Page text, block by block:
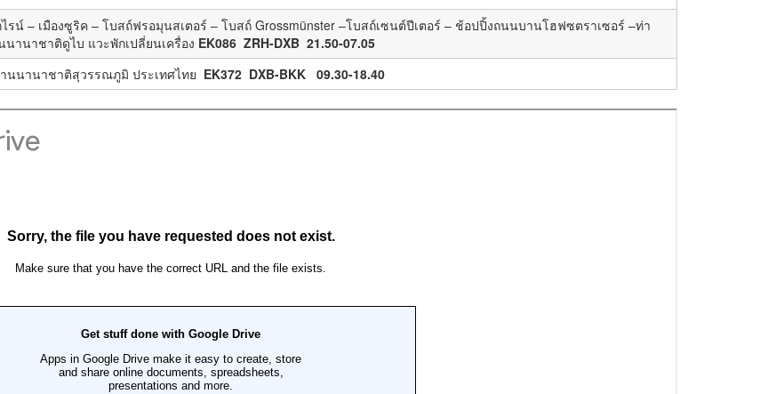
รน์ – เมืองซูริค – โบสถ์ฟรอมุนสเตอร์ – โบสถ์ Grossmünster –โบสถ์เซนต์ปีเตอร์ – ช้อปปิ้งถนนบานโฮฟซตราเซอร์ –ท่า
นานาชาติดูไบ แวะพักเปลี่ยนเครื่อง EK086 ZRH-DXB 21.50-07.05
นนานาชาติสุวรรณภูมิ ประเทศไทย EK372 DXB-BKK 09.30-18.40